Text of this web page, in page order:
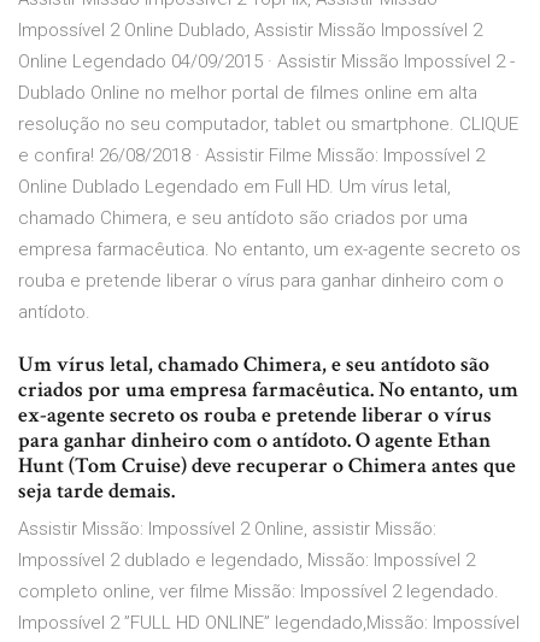
Impossível 2 Online Dublado, Assistir Missão Impossível 2
Online Legendado 04/09/2015 · Assistir Missão Impossível 2 -
Dublado Online no melhor portal de filmes online em alta
resolução no seu computador, tablet ou smartphone. CLIQUE
e confira! 26/08/2018 · Assistir Filme Missão: Impossível 2
Online Dublado Legendado em Full HD. Um vírus letal,
chamado Chimera, e seu antídoto são criados por uma
empresa farmacêutica. No entanto, um ex-agente secreto os
rouba e pretende liberar o vírus para ganhar dinheiro com o
antídoto.
Um vírus letal, chamado Chimera, e seu antídoto são
criados por uma empresa farmacêutica. No entanto, um
ex-agente secreto os rouba e pretende liberar o vírus
para ganhar dinheiro com o antídoto. O agente Ethan
Hunt (Tom Cruise) deve recuperar o Chimera antes que
seja tarde demais.
Assistir Missão: Impossível 2 Online, assistir Missão:
Impossível 2 dublado e legendado, Missão: Impossível 2
completo online, ver filme Missão: Impossível 2 legendado.
Impossível 2 ”FULL HD ONLINE” legendado,Missão: Impossível